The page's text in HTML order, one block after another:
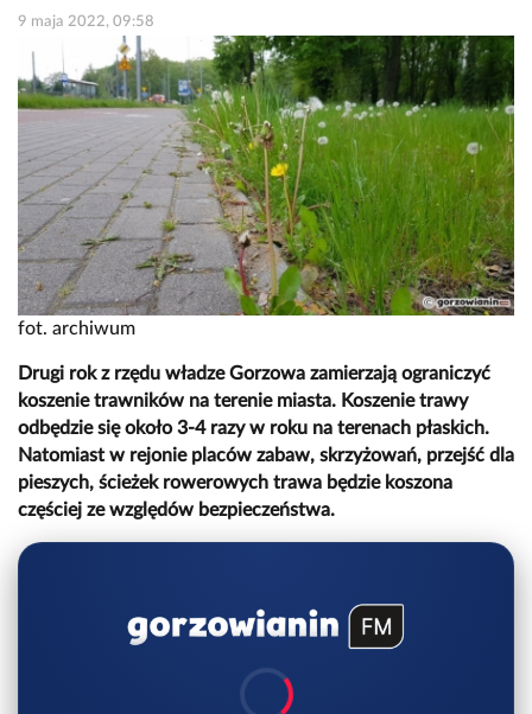
9 maja 2022, 09:58
fot. archiwum
Drugi rok z rzędu władze Gorzowa zamierzają ograniczyć
koszenie trawników na terenie miasta. Koszenie trawy
odbędzie się około 3-4 razy w roku na terenach płaskich.
Natomiast w rejonie placów zabaw, skrzyżowań, przejść dla
pieszych, ścieżek rowerowych trawa będzie koszona
częściej ze względów bezpieczeństwa.